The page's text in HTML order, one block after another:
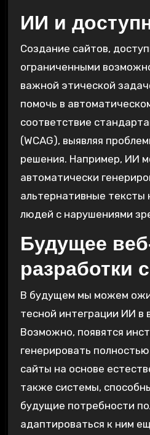
ИИ и
Создание сайтов,
ограниченными
важной этической
помочь в
соответствие
(WCAG), выявляя
решения. Например, ИИ
автоматически
альтернативные тексты
людей с нарушениями
Будущее
разработки
В будущем мы можем
тесной интеграции ИИ в
Возможно, появятся
генерировать
сайты на основе
также системы,
будущие потребности
адаптироваться к ним